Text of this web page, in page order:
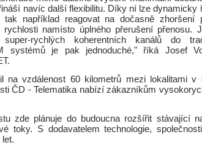
navíc další flexibilitu. Díky ní lze dynamicky
například reagovat na dočasně zhoršení
rychlosti namísto úplného přerušení přenosu.
rychlých koherentních kanálů do
systémů je pak jednoduché," říká Josef
na vzdálenost 60 kilometrů mezi lokalitami
ČD - Telematika nabízí zákazníkům
zde plánuje do budoucna rozšířit stávající
toky. S dodavatelem technologie,
let.